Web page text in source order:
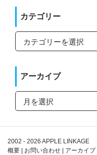
カテゴリー
カ
ゴ
ー
アーカイブ
ア
カ
ブ
2002 - 2026 APPLE LINKAGE
概要
お問い合わせ アーカイブ